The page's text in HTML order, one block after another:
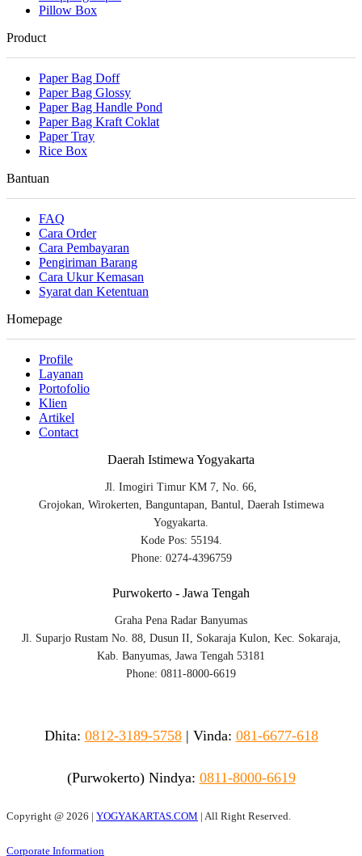
Pillow Box
Product
Paper Bag Doff
Paper Bag Glossy
Paper Bag Handle Pond
Paper Bag Kraft Coklat
Paper Tray
Rice Box
Bantuan
FAQ
Cara Order
Cara Pembayaran
Pengiriman Barang
Cara Ukur Kemasan
Syarat dan Ketentuan
Homepage
Profile
Layanan
Portofolio
Klien
Artikel
Contact
Daerah Istimewa Yogyakarta
Jl. Imogiri Timur KM 7, No. 66,
Grojokan, Wirokerten, Banguntapan, Bantul, Daerah Istimewa
Yogyakarta.
Kode Pos: 55194.
Phone: 0274-4396759
Purwokerto - Jawa Tengah
Graha Pena Radar Banyumas
Jl. Suparjo Rustam No. 88, Dusun II, Sokaraja Kulon, Kec. Sokaraja,
Kab. Banyumas, Jawa Tengah 53181
Phone: 0811-8000-6619
Dhita: 0812-3189-5758| Vinda: 081-6677-618
(Purwokerto) Nindya: 0811-8000-6619
Copyright @ 2026 | YOGYAKARTAS.COM | All Right Reserved.
Corporate Information